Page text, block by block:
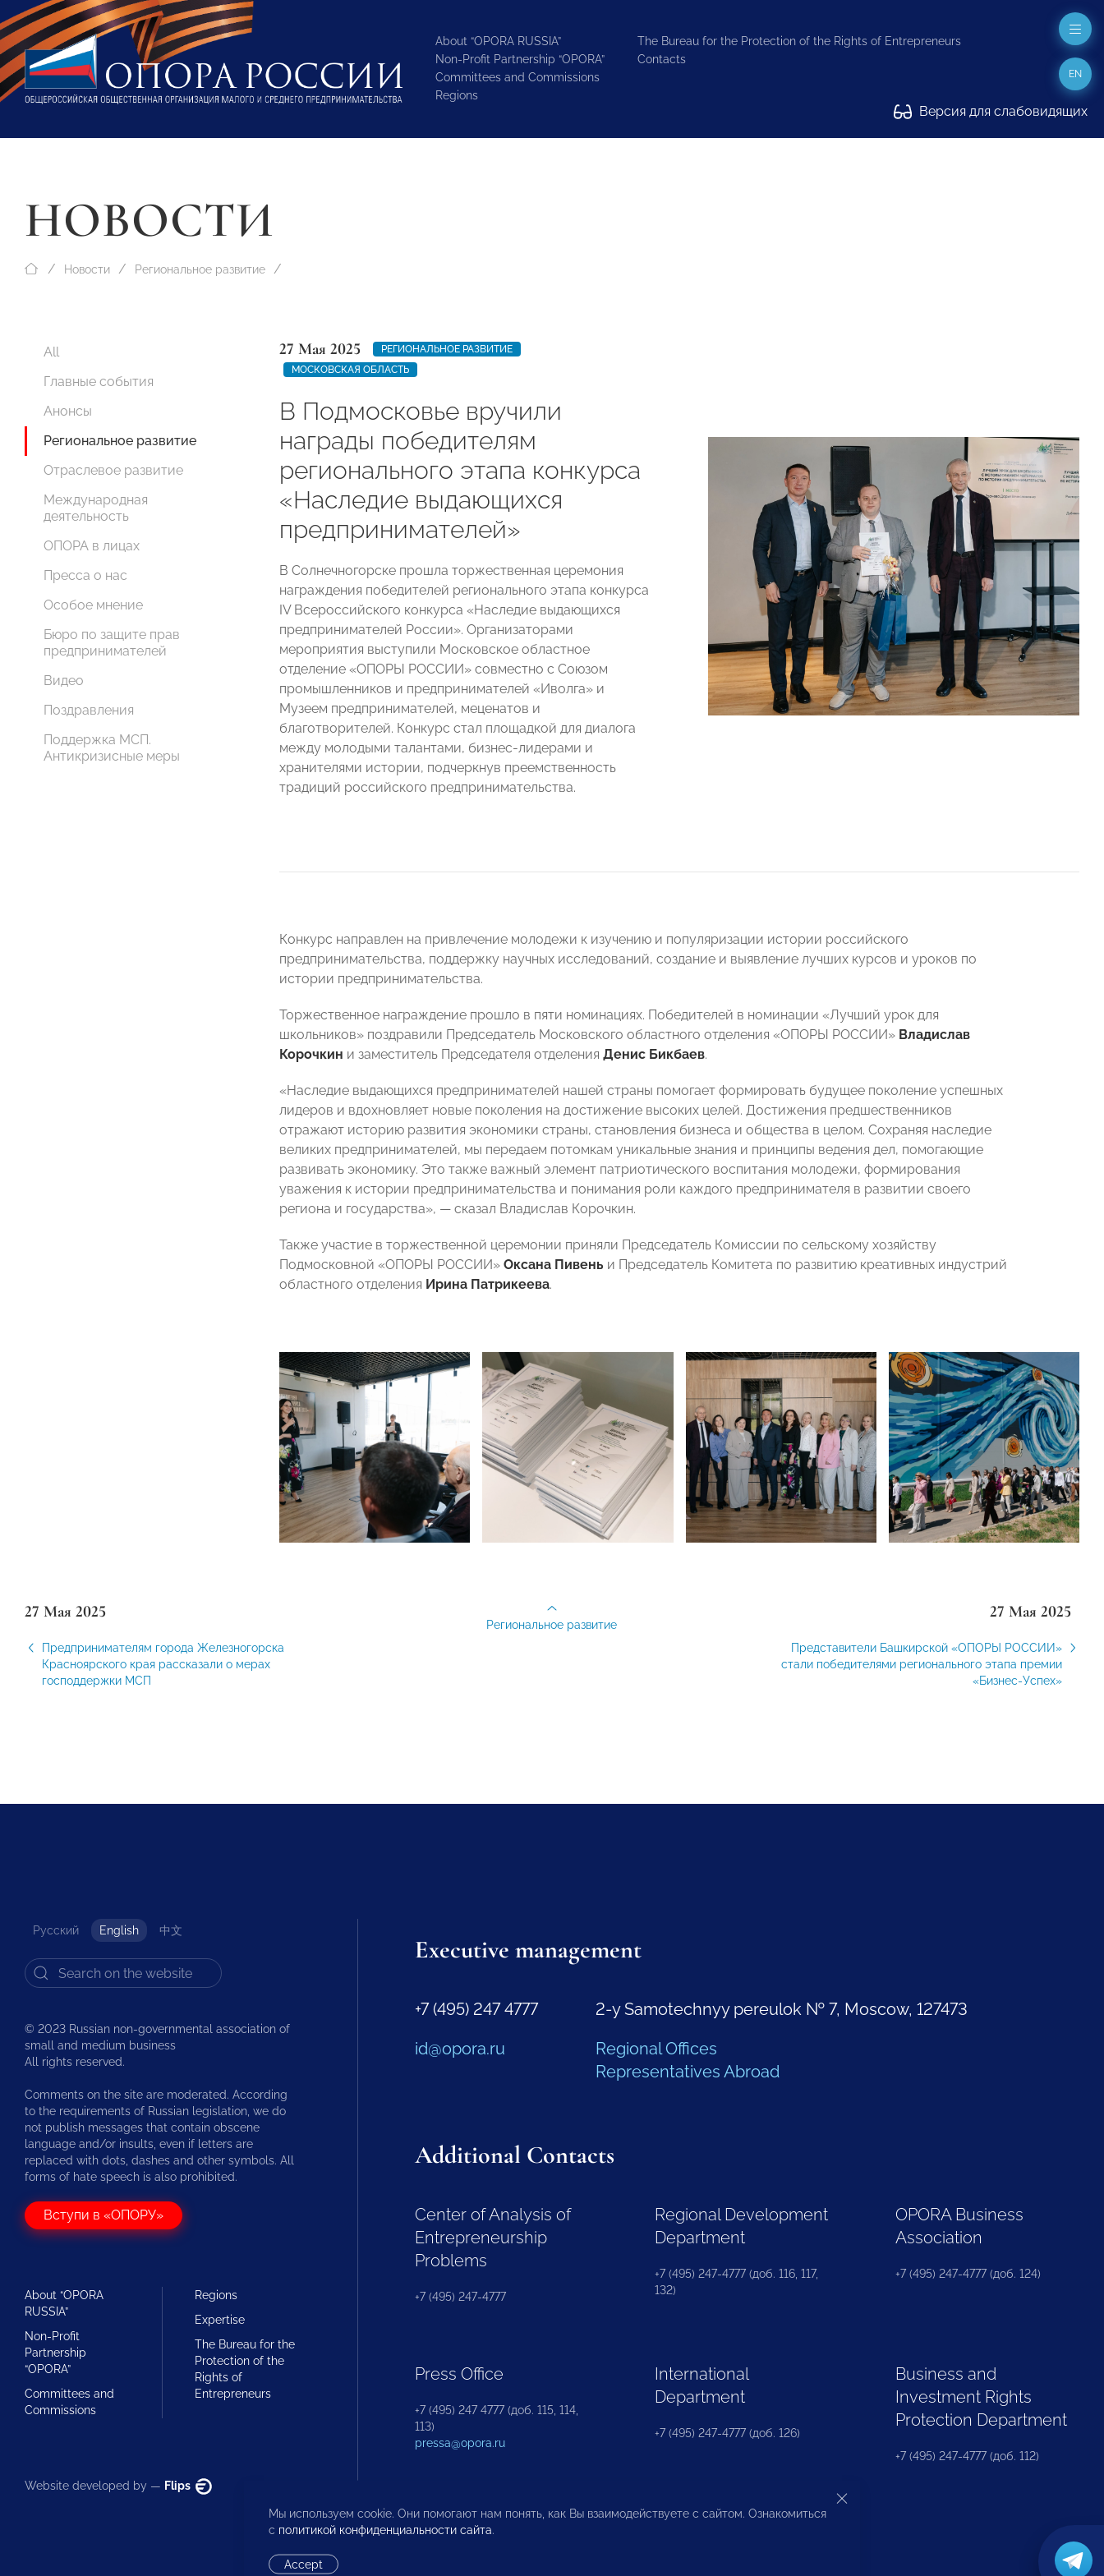
About “OPORA RUSSIA”
Non-Profit Partnership “OPORA”
Committees and Commissions
Regions
The Bureau for the Protection of the Rights of Entrepreneurs
Contacts
Версия для слабовидящих
EN
НОВОСТИ
Новости Региональное развитие
All
Главные события
Анонсы
Региональное развитие
Отраслевое развитие
Международная
деятельность
ОПОРА в лицах
Пресса о нас
Особое мнение
Бюро по защите прав
предпринимателей
Видео
Поздравления
Поддержка МСП.
Антикризисные меры
27 Мая 2025
РЕГИОНАЛЬНОЕ РАЗВИТИЕ
МОСКОВСКАЯ ОБЛАСТЬ
В Подмосковье вручили
награды победителям
регионального этапа конкурса
«Наследие выдающихся
предпринимателей»
В Солнечногорске прошла торжественная церемония
награждения победителей регионального этапа конкурса
IV Всероссийского конкурса «Наследие выдающихся
предпринимателей России». Организаторами
мероприятия выступили Московское областное
отделение «ОПОРЫ РОССИИ» совместно с Союзом
промышленников и предпринимателей «Иволга» и
Музеем предпринимателей, меценатов и
благотворителей. Конкурс стал площадкой для диалога
между молодыми талантами, бизнес-лидерами и
хранителями истории, подчеркнув преемственность
традиций российского предпринимательства.
Конкурс направлен на привлечение молодежи к изучению и популяризации истории российского
предпринимательства, поддержку научных исследований, создание и выявление лучших курсов и уроков по
истории предпринимательства.
Торжественное награждение прошло в пяти номинациях. Победителей в номинации «Лучший урок для
школьников» поздравили Председатель Московского областного отделения «ОПОРЫ РОССИИ» Владислав
Корочкин и заместитель Председателя отделения Денис Бикбаев.
«Наследие выдающихся предпринимателей нашей страны помогает формировать будущее поколение успешных
лидеров и вдохновляет новые поколения на достижение высоких целей. Достижения предшественников
отражают историю развития экономики страны, становления бизнеса и общества в целом. Сохраняя наследие
великих предпринимателей, мы передаем потомкам уникальные знания и принципы ведения дел, помогающие
развивать экономику. Это также важный элемент патриотического воспитания молодежи, формирования
уважения к истории предпринимательства и понимания роли каждого предпринимателя в развитии своего
региона и государства», — сказал Владислав Корочкин.
Также участие в торжественной церемонии приняли Председатель Комиссии по сельскому хозяйству
Подмосковной «ОПОРЫ РОССИИ» Оксана Пивень и Председатель Комитета по развитию креативных индустрий
областного отделения Ирина Патрикеева.
27 Мая 2025
Предпринимателям города Железногорска
Красноярского края рассказали о мерах
господдержки МСП
27 Мая 2025
Представители Башкирской «ОПОРЫ РОССИИ»
стали победителями регионального этапа премии
«Бизнес-Успех»
Региональное развитие
Русский English 中文
© 2023 Russian non-governmental association of
small and medium business
All rights reserved.
Comments on the site are moderated. According
to the requirements of Russian legislation, we do
not publish messages that contain obscene
language and/or insults, even if letters are
replaced with dots, dashes and other symbols. All
forms of hate speech is also prohibited.
Вступи в «ОПОРУ»
About “OPORA
RUSSIA”
Non-Profit
Partnership
“OPORA”
Committees and
Commissions
Regions
Expertise
The Bureau for the
Protection of the
Rights of
Entrepreneurs
Website developed by — Flips
Executive management
+7 (495) 247 4777
id@opora.ru
2-y Samotechnyy pereulok № 7, Moscow, 127473
Regional Offices
Representatives Abroad
Additional Contacts
Center of Analysis of
Entrepreneurship
Problems
+7 (495) 247-4777
Regional Development
Department
+7 (495) 247-4777 (доб. 116, 117,
132)
OPORA Business
Association
+7 (495) 247-4777 (доб. 124)
Press Office
+7 (495) 247 4777 (доб. 115, 114,
113)
pressa@opora.ru
International
Department
+7 (495) 247-4777 (доб. 126)
Business and
Investment Rights
Protection Department
+7 (495) 247-4777 (доб. 112)
Мы используем cookie. Они помогают нам понять, как Вы взаимодействуете с сайтом. Ознакомиться
с политикой конфиденциальности сайта.
Accept